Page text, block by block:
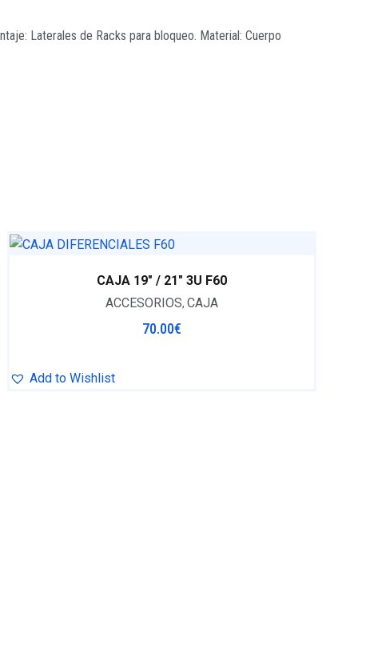
Laterales de Racks para bloqueo. Material: Cuerpo
CAJA 19″ / 21″ 3U F60
ACCESORIOS,CAJA
70.00€
Add to Wishlist